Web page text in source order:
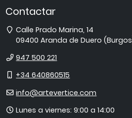
Contactar
Dirección
Calle Prado Marina, 14
09400 Aranda de Duero (Burgos
Teléfono
947 500 221
Móvil
+34 640860515
E-
info@artevertice.com
Horario
Lunes a viernes: 9:00 a 14:00